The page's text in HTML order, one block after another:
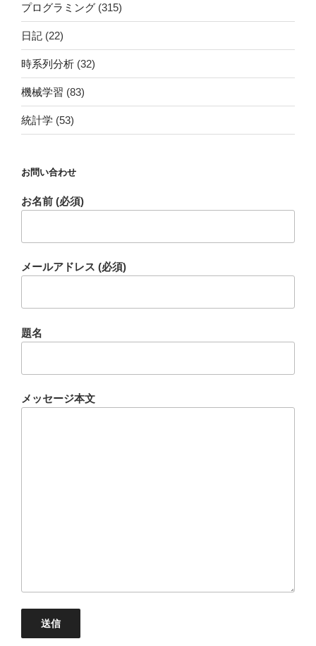
プログラミング (315)
日記 (22)
時系列分析 (32)
機械学習 (83)
統計学 (53)
お問い合わせ
お名前 (必須)
メールアドレス (必須)
題名
メッセージ本文